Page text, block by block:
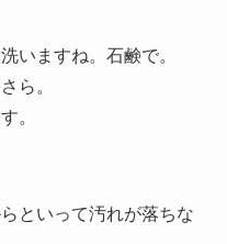
いますね。石鹸で。
ら。
。
といって汚れが落ちな